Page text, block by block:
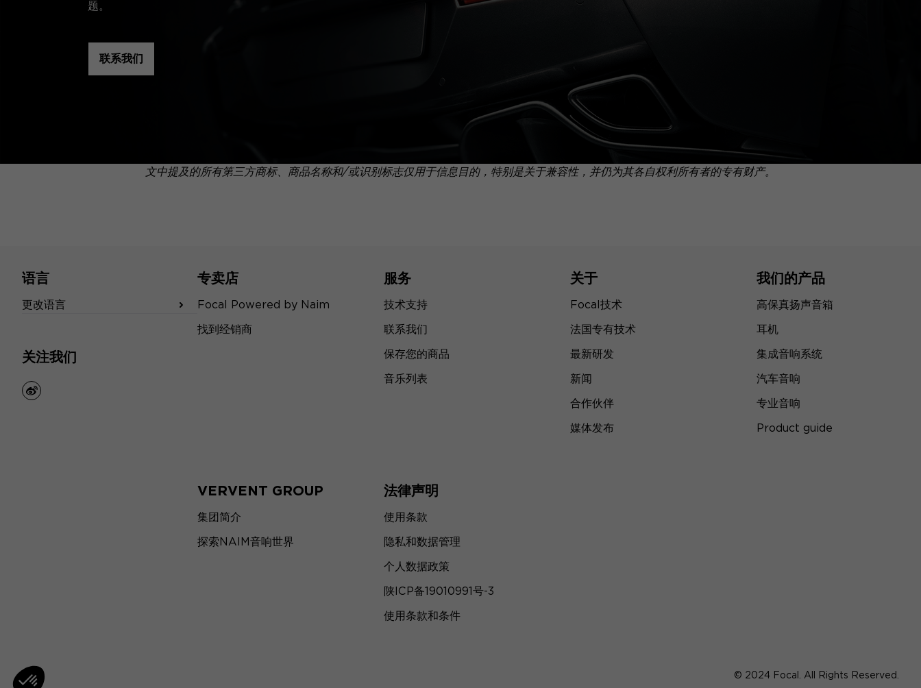
题。
联系我们
文中提及的所有第三方商标、商品名称和/或识别标志仅用于信息目的，特别是关于兼容性，并仍为其各自权利所有者的专有财产。
语言
更改语言
关注我们
weibo
专卖店
Focal Powered by Naim
找到经销商
服务
技术支持
联系我们
保存您的商品
音乐列表
关于
Focal技术
法国专有技术
最新研发
新闻
合作伙伴
媒体发布
我们的产品
高保真扬声音箱
耳机
集成音响系统
汽车音响
专业音响
Product guide
VERVENT GROUP
集团简介
探索NAIM音响世界
法律声明
使用条款
隐私和数据管理
个人数据政策
陕ICP备19010991号-3
使用条款和条件
© 2024 Focal. All Rights Reserved.